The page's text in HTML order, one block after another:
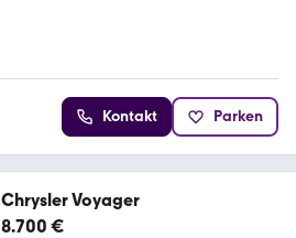
Kontakt Parken
Chrysler Voyager
8.700 €